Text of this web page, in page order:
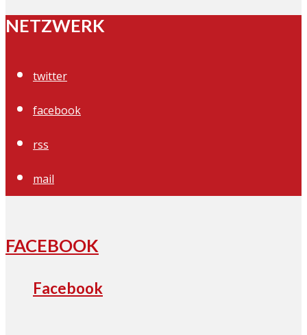
NETZWERK
twitter
facebook
rss
mail
FACEBOOK
Facebook